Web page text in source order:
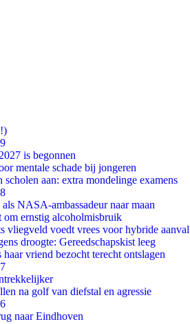
is begonnen
mentale schade bij jongeren
aan: extra mondelinge examens
NASA-ambassadeur naar maan
om ernstig alcoholmisbruik
vliegveld voedt vrees voor hybride aanval
droogte: Gereedschapskist leeg
vriend bezocht terecht ontslagen
na golf van diefstal en agressie
naar Eindhoven